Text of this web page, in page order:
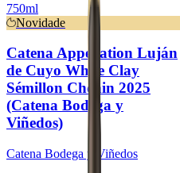
750ml
Novidade
Catena Appellation Luján
de Cuyo White Clay
Sémillon Chenin 2025
(Catena Bodega y
Viñedos)
Catena Bodega y Viñedos